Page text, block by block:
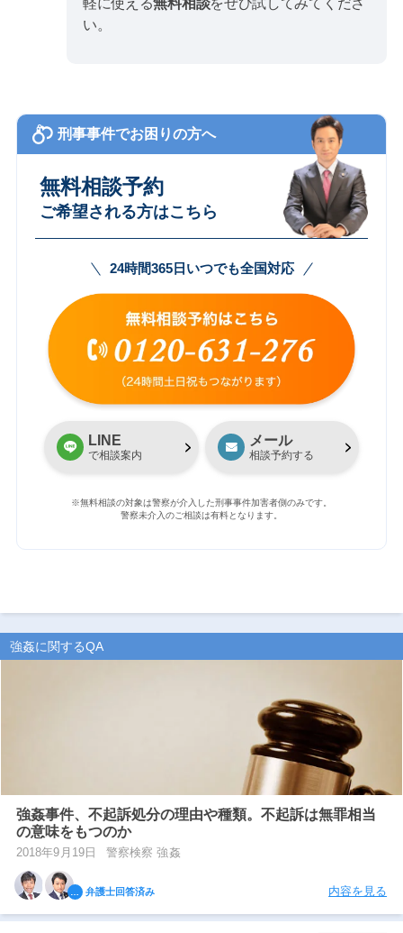
軽に使える無料相談をぜひ試してみてくださ
い。
刑事事件でお困りの方へ
無料相談予約
ご希望される方はこちら
24時間365日いつでも全国対応
LINE
で相談案内
メール
相談予約する
※無料相談の対象は警察が介入した刑事事件加害者側のみです。
警察未介入のご相談は有料となります。
強姦に関するQA
強姦事件、不起訴処分の理由や種類。不起訴は無罪相当
の意味をもつのか
2018年9月19日 警察検察 強姦
弁護士回答済み 内容を見る